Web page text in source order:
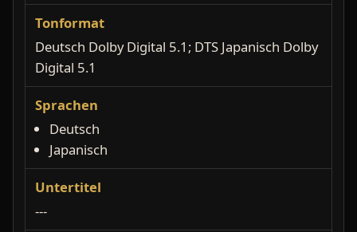
Tonformat
Deutsch Dolby Digital 5.1; DTS Japanisch Dolby
Digital 5.1
Sprachen
Deutsch
Japanisch
Untertitel
---